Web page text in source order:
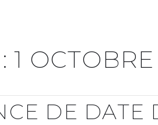
:1
DE DATE